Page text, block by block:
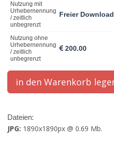
Nutzung mit
Urhebernennung
/ zeitlich
unbegrenzt
Freier Download
Nutzung ohne
Urhebernennung
/ zeitlich
unbegrenzt
200.00
Dateien:
JPG: 1890x1890px @ 0.69 Mb.